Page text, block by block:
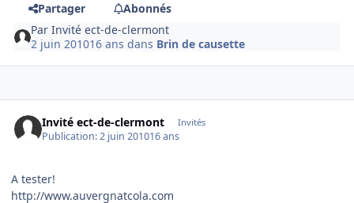
Partager
Abonnés
ParInvité ect-de-clermont
2 juin 201016 ans dans Brin de causette
Invité ect-de-clermont Invités
Publication:2 juin 201016 ans
A tester!
http://www.auvergnatcola.com